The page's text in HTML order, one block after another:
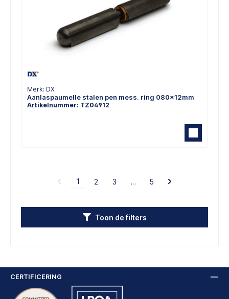
Merk: DX
Aanlaspaumelle stalen pen mess. ring 080x12mm
Artikelnummer: TZ04912
1 2 3 … 5
Toon de filters
CERTIFICERING